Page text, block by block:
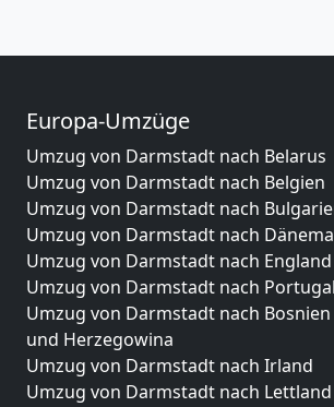
Europa-Umzüge
Umzug von Darmstadt nach Belarus
Umzug von Darmstadt nach Belgien
Umzug von Darmstadt nach
Umzug von Darmstadt nach
Umzug von Darmstadt nach England
Umzug von Darmstadt nach Portugal
Umzug von Darmstadt nach Bosnien
und Herzegowina
Umzug von Darmstadt nach Irland
Umzug von Darmstadt nach Lettland